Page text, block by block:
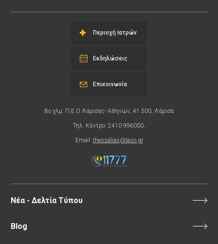
Περιοχή Ιατρών
Εκδηλώσεις
8ο χλμ. Π.Ε.Ο Λάρισας- Αθηνών, 41 500, Λάρισα
Τηλ. Κέντρο: 2410 996000,
Email: thessalias@Iaso.gr
Επικοινωνία
Νέα - Δελτία Τύπου
Blog